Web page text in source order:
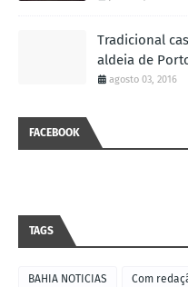
Tradicional
aldeia de
agosto 03, 2016
FACEBOOK
TAGS
BAHIA NOTICIAS Com